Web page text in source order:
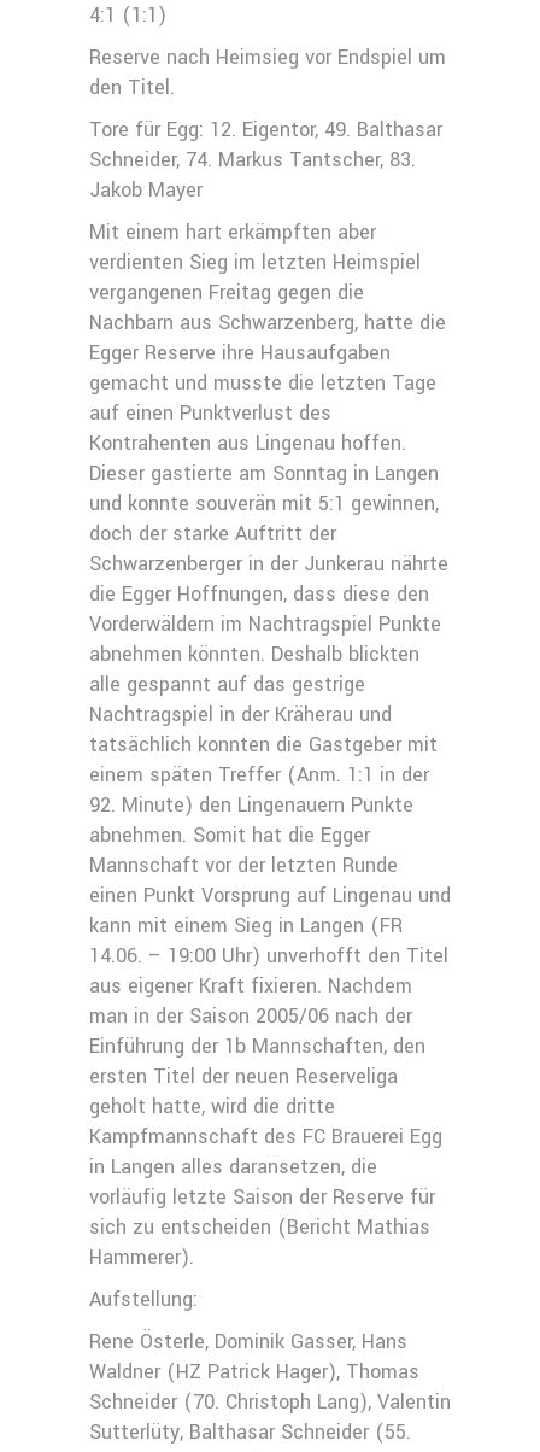
4:1 (1:1)
Reserve nach Heimsieg vor Endspiel um
den Titel.
Tore für Egg: 12. Eigentor, 49. Balthasar
Schneider, 74. Markus Tantscher, 83.
Jakob Mayer
Mit einem hart erkämpften aber
verdienten Sieg im letzten Heimspiel
vergangenen Freitag gegen die
Nachbarn aus Schwarzenberg, hatte die
Egger Reserve ihre Hausaufgaben
gemacht und musste die letzten Tage
auf einen Punktverlust des
Kontrahenten aus Lingenau hoffen.
Dieser gastierte am Sonntag in Langen
und konnte souverän mit 5:1 gewinnen,
doch der starke Auftritt der
Schwarzenberger in der Junkerau nährte
die Egger Hoffnungen, dass diese den
Vorderwäldern im Nachtragspiel Punkte
abnehmen könnten. Deshalb blickten
alle gespannt auf das gestrige
Nachtragspiel in der Kräherau und
tatsächlich konnten die Gastgeber mit
einem späten Treffer (Anm. 1:1 in der
92. Minute) den Lingenauern Punkte
abnehmen. Somit hat die Egger
Mannschaft vor der letzten Runde
einen Punkt Vorsprung auf Lingenau und
kann mit einem Sieg in Langen (FR
14.06. – 19:00 Uhr) unverhofft den Titel
aus eigener Kraft fixieren. Nachdem
man in der Saison 2005/06 nach der
Einführung der 1b Mannschaften, den
ersten Titel der neuen Reserveliga
geholt hatte, wird die dritte
Kampfmannschaft des FC Brauerei Egg
in Langen alles daransetzen, die
vorläufig letzte Saison der Reserve für
sich zu entscheiden (Bericht Mathias
Hammerer).
Aufstellung:
Rene Österle, Dominik Gasser, Hans
Waldner (HZ Patrick Hager), Thomas
Schneider (70. Christoph Lang), Valentin
Sutterlüty, Balthasar Schneider (55.